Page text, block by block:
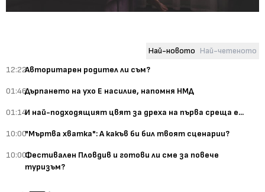
Най-новото Най-четеното
12:22Авторитарен родител ли съм?
01:46Дърпането на ухо Е насилие, напомня НМД
01:14И най-подходящият цвят за дреха на първа среща е...
10:00"Мъртва хватка": А какъв би бил твоят сценарии?
10:00Фестивален Пловдив и готови ли сме за повече
туризъм?